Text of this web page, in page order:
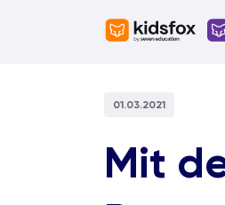
01.03.2021
Mit